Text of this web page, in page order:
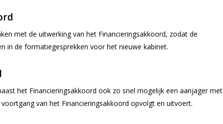
met de uitwerking van het Financieringsakkoord, zodat de
in de formatiegesprekken voor het nieuwe kabinet.
het Financieringsakkoord ook zo snel mogelijk een aanjager met
van het Financieringsakkoord opvolgt en uitvoert.